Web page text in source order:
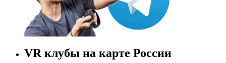
VR клубы на карте России